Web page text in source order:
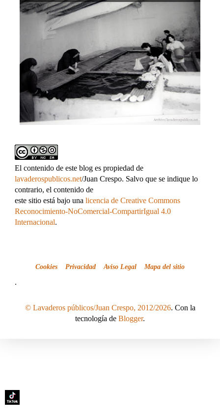
El contenido de este blog es propiedad de
lavaderospublicos.net/Juan Crespo. Salvo que se indique lo
contrario, el contenido de
este sitio está bajo una licencia de Creative Commons
Reconocimiento-NoComercial-CompartirIgual 4.0
Internacional.
Cookies Privacidad Aviso Legal Mapa del sitio
.
© Lavaderos públicos/Juan Crespo, 2012/2026. Con la
tecnología de Blogger.